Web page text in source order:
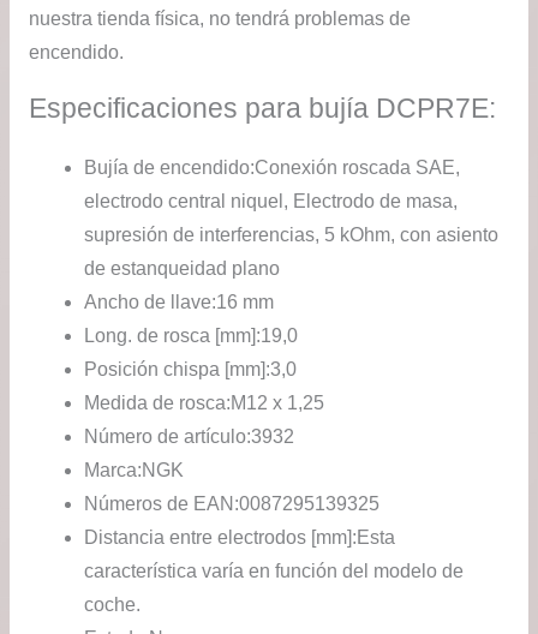
nuestra tienda física, no tendrá problemas de
encendido.
Especificaciones para bujía DCPR7E:
Bujía de encendido:Conexión roscada SAE,
electrodo central niquel, Electrodo de masa,
supresión de interferencias, 5 kOhm, con asiento
de estanqueidad plano
Ancho de llave:16 mm
Long. de rosca [mm]:19,0
Posición chispa [mm]:3,0
Medida de rosca:M12 x 1,25
Número de artículo:3932
Marca:NGK
Números de EAN:0087295139325
Distancia entre electrodos [mm]: Esta
característica varía en función del modelo de
coche.